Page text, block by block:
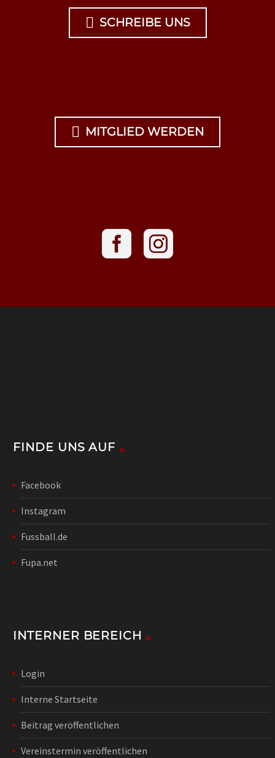
 SCHREIBE UNS
 MITGLIED WERDEN
FINDE UNS AUF
Facebook
Instagram
Fussball.de
Fupa.net
INTERNER BEREICH
Login
Interne Startseite
Beitrag veröffentlichen
Vereinstermin veröffentlichen